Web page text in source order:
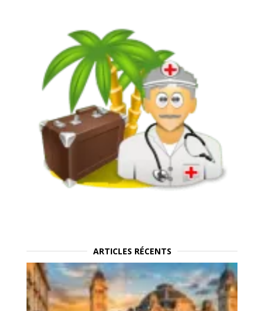
ARTICLES RÉCENTS